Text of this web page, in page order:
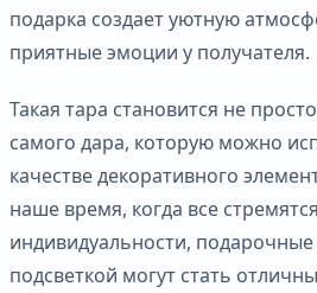
подарка создает уютную
приятные эмоции у получателя.
Такая тара становится не
самого дара, которую можно
качестве декоративного
наше время, когда все
индивидуальности, подарочные
подсветкой могут стать